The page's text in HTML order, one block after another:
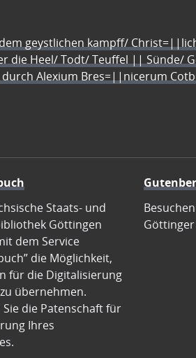
geystlichen kampff/
die Heel/ Todt/ Teuffel || Sünde/
Alexium Bres=||nicerum
Staats- und
Göttingen
dem Service
die Möglichkeit,
für die Digitalisierung
übernehmen.
die Patenschaft für
Ihres